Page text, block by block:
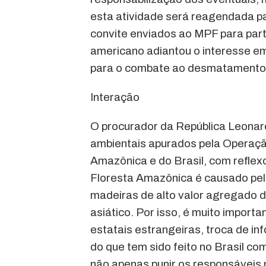
esta atividade será reagendada
convite enviados ao MPF para
americano adiantou o interesse
para o combate ao
Interação
O procurador da República
ambientais apurados pela
Amazônica e do Brasil, com
Floresta Amazônica é causado
madeiras de alto valor agregado
asiático. Por isso, é muito
estatais estrangeiras, troca de
do que tem sido feito no Brasil